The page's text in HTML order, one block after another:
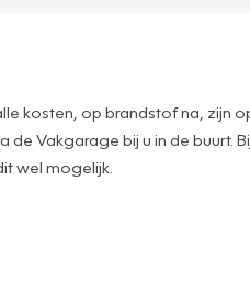
kosten, op brandstof na, zijn
Vakgarage bij u in de buurt.
wel mogelijk.